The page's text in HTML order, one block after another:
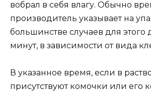
вобрал в себя влагу. Обычно
производитель указывает на
большинстве случаев для этого
минут, в зависимости от вида
В указанное время, если в
присутствуют комочки или его